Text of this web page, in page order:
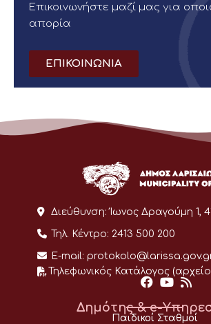
Επικοινωνήστε μαζί μας για
απορία
ΕΠΙΚΟΙΝΩΝΙΑ
Διεύθυνση: Ίωνος Δραγούμη 1,
Τηλ. Κέντρο: 2413 500 200
E-mail:
Τηλεφωνικός Κατάλογος
Δημότης & e-
Παιδικοί Σταθμοί